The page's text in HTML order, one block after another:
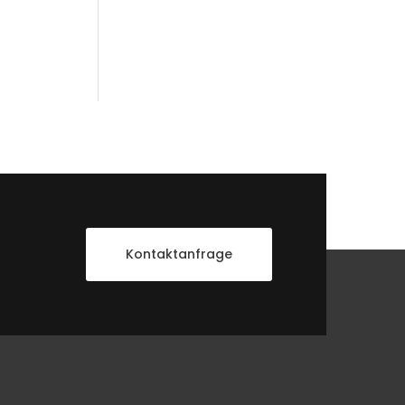
Kontaktanfrage